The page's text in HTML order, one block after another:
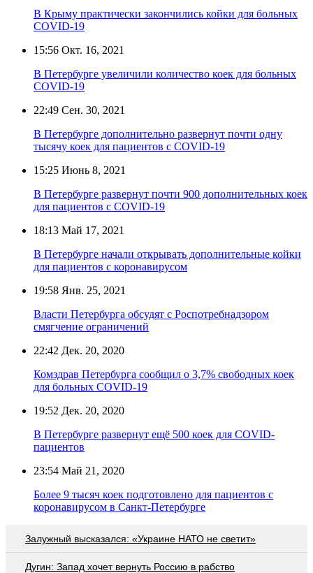
В Крыму практически закончились койки для больных
COVID-19
15:56 Окт. 16, 2021
В Петербурге увеличили количество коек для больных
COVID-19
22:49 Сен. 30, 2021
В Петербурге дополнительно развернут почти одну
тысячу коек для пациентов с COVID-19
15:25 Июнь 8, 2021
В Петербурге развернут почти 900 дополнительных коек
для пациентов с COVID-19
18:13 Май 17, 2021
В Петербурге начали открывать дополнительные койки
для пациентов с коронавирусом
19:58 Янв. 25, 2021
Власти Петербурга обсудят с Роспотребнадзором
смягчение ограничений
22:42 Дек. 20, 2020
Комздрав Петербурга сообщил о 3,7% свободных коек
для больных COVID-19
19:52 Дек. 20, 2020
В Петербурге развернут ещё 500 коек для COVID-
пациентов
23:54 Май 21, 2020
Более 9 тысяч коек подготовлено для пациентов с
коронавирусом в Санкт-Петербурге
Залужный высказался: «Украине НАТО не светит»
Дугин: Запад хочет вернуть Россию в рабство